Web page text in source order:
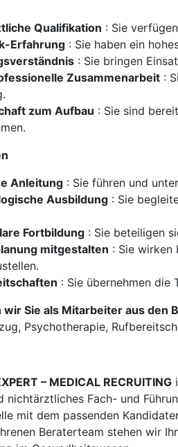
Qualifikation : Sie
Erfahrung : Sie haben ein
: Sie bringen
Zusammenarbeit :
zum Aufbau : Sie sind
Anleitung : Sie führen und
Ausbildung : Sie
Fortbildung : Sie beteiligen
mitgestalten : Sie wirken
: Sie übernehmen die
Sie als Mitarbeiter aus den
Psychotherapie,
– MEDICAL RECRUITING
nichtärztliches Fach- und
mit dem passenden
Beraterteam stehen wir